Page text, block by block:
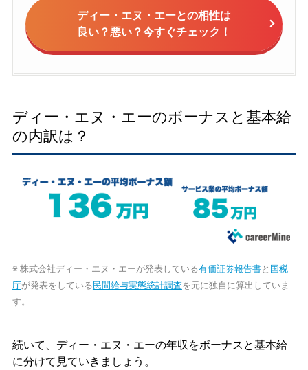
ディー・エヌ・エーとの相性は
良い？悪い？今すぐチェック！
ディー・エヌ・エーのボーナスと基本給
の内訳は？
※ 株式会社ディー・エヌ・エーが発表している有価証券報告書と 国税
庁が発表をしている 民間給与実態統計調査を元に独自に算出していま
す。
続いて、ディー・エヌ・エーの年収をボーナスと基本給
に分けて見ていきましょう。